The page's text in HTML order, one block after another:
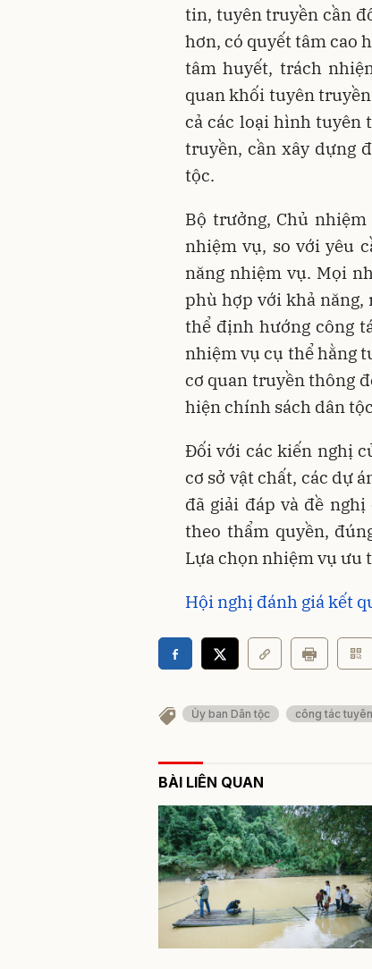
tin, tuyên truyền cần
hơn, có quyết tâm cao
tâm huyết, trách
quan khối tuyên
cả các loại hình tuyên
truyền, cần xây dựng
tộc.
Bộ trưởng, Chủ
nhiệm vụ, so với yêu
năng nhiệm vụ. Mọi
phù hợp với khả năng,
thể định hướng công
nhiệm vụ cụ thể hằng
cơ quan truyền thông
hiện chính sách dân
Đối với các kiến nghị
cơ sở vật chất, các dự
đã giải đáp và đề
theo thẩm quyền,
Lựa chọn nhiệm vụ ưu
Hội nghị đánh giá kết
Ủy ban Dân tộc công tác
BÀI LIÊN QUAN